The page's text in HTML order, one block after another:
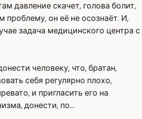
давление скачет, голова болит,
проблему, он её не осознаёт. И,
задача медицинского центра с
человеку, что, братан,
себя регулярно плохо,
и пригласить его на
донести, по...